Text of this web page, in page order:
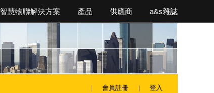
智慧物聯解決方案 產品 供應商 a&s雜誌
會員註冊 登入